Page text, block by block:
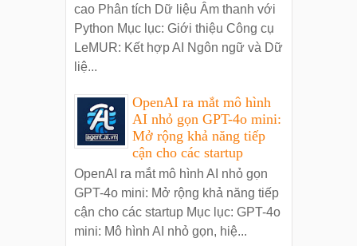
cao Phân tích Dữ liệu Âm thanh với
Python Mục lục: Giới thiệu Công cụ
LeMUR: Kết hợp AI Ngôn ngữ và Dữ
liệ...
OpenAI ra mắt mô hình
AI nhỏ gọn GPT-4o mini:
Mở rộng khả năng tiếp
cận cho các startup
OpenAI ra mắt mô hình AI nhỏ gọn
GPT-4o mini: Mở rộng khả năng tiếp
cận cho các startup Mục lục: GPT-4o
mini: Mô hình AI nhỏ gọn, hiệ...